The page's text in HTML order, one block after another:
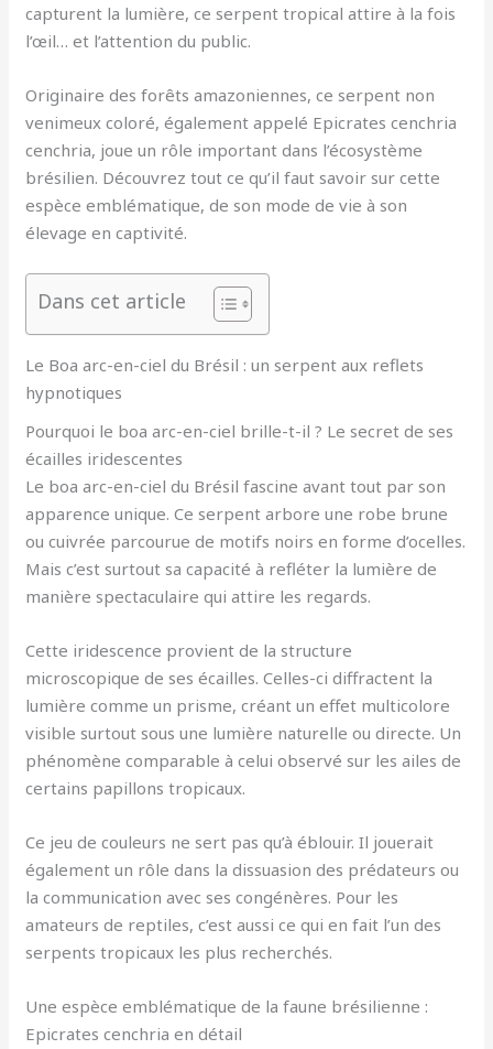
capturent la lumière, ce serpent tropical attire à la fois
l’œil… et l’attention du public.
Originaire des forêts amazoniennes, ce serpent non
venimeux coloré, également appelé Epicrates cenchria
cenchria, joue un rôle important dans l’écosystème
brésilien. Découvrez tout ce qu’il faut savoir sur cette
espèce emblématique, de son mode de vie à son
élevage en captivité.
Dans cet article
Le Boa arc-en-ciel du Brésil : un serpent aux reflets
hypnotiques
Pourquoi le boa arc-en-ciel brille-t-il ? Le secret de ses
écailles iridescentes
Le boa arc-en-ciel du Brésil fascine avant tout par son
apparence unique. Ce serpent arbore une robe brune
ou cuivrée parcourue de motifs noirs en forme d’ocelles.
Mais c’est surtout sa capacité à refléter la lumière de
manière spectaculaire qui attire les regards.
Cette iridescence provient de la structure
microscopique de ses écailles. Celles-ci diffractent la
lumière comme un prisme, créant un effet multicolore
visible surtout sous une lumière naturelle ou directe. Un
phénomène comparable à celui observé sur les ailes de
certains papillons tropicaux.
Ce jeu de couleurs ne sert pas qu’à éblouir. Il jouerait
également un rôle dans la dissuasion des prédateurs ou
la communication avec ses congénères. Pour les
amateurs de reptiles, c’est aussi ce qui en fait l’un des
serpents tropicaux les plus recherchés.
Une espèce emblématique de la faune brésilienne :
Epicrates cenchria en détail